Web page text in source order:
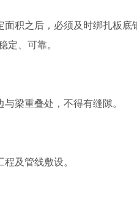
面积之后，必须及时绑扎板
定、可靠。
与梁重叠处，不得有缝隙。
程及管线敷设。